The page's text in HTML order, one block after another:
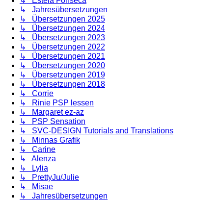
↳ Jahresübersetzungen
↳ Übersetzungen 2025
↳ Übersetzungen 2024
↳ Übersetzungen 2023
↳ Übersetzungen 2022
↳ Übersetzungen 2021
↳ Übersetzungen 2020
↳ Übersetzungen 2019
↳ Übersetzungen 2018
↳ Corrie
↳ Rinie PSP lessen
↳ Margaret ez-az
↳ PSP Sensation
↳ SVC-DESIGN Tutorials and Translations
↳ Minnas Grafik
↳ Carine
↳ Alenza
↳ Lylia
↳ PrettyJu/Julie
↳ Misae
↳ Jahresübersetzungen